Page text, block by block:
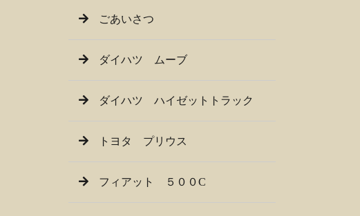
ごあいさつ
ダイハツ ムーブ
ダイハツ ハイゼットトラック
トヨタ プリウス
フィアット ５００C